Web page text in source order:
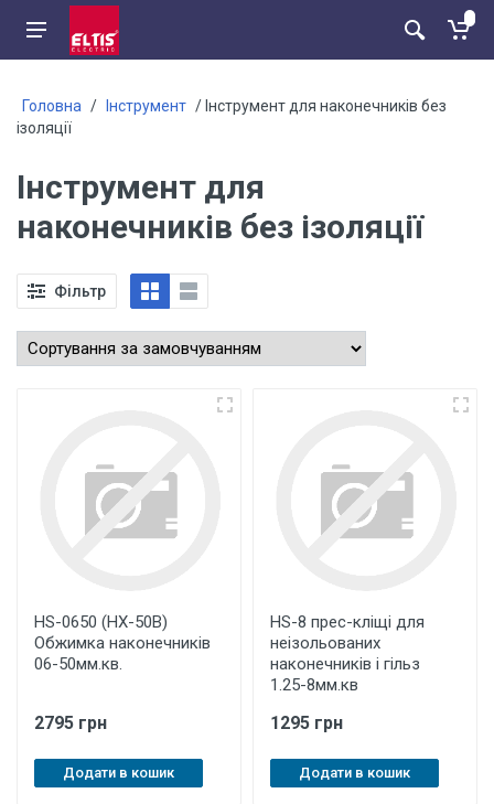
Головна / Інструмент / Інструмент для наконечників без
ізоляції
Інструмент для
наконечників без ізоляції
Фільтр
HS-0650 (HX-50B)
Обжимка наконечників
06-50мм.кв.
2795 грн
Додати в кошик
HS-8 прес-кліщі для
неізольованих
наконечників і гільз
1.25-8мм.кв
1295 грн
Додати в кошик